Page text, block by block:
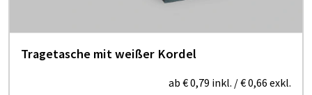
Tragetasche mit weißer Kordel
ab € 0,79 inkl. /€ 0,66 exkl.